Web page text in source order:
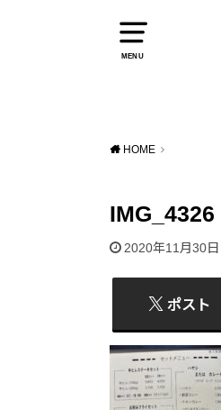
MENU
HOME
IMG_4326
2020年11月30日
ポスト